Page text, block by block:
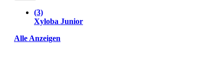
(3)
Xyloba Junior
Alle Anzeigen